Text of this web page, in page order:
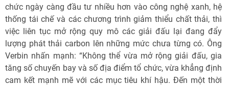
chức ngày càng đầu tư nhiều hơn vào công nghệ xanh, hệ
thống tái chế và các chương trình giảm thiểu chất thải, thì
việc liên tục mở rộng quy mô các giải đấu lại đang đẩy
lượng phát thải carbon lên những mức chưa từng có. Ông
Verbin nhấn mạnh: “Không thể vừa mở rộng giải đấu, gia
tăng số chuyến bay và số địa điểm tổ chức, vừa khẳng định
cam kết mạnh mẽ với các mục tiêu khí hậu. Đến một thời